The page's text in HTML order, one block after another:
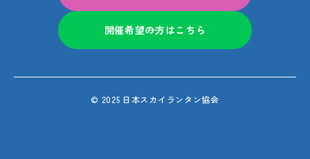
開催希望の方はこちら
© 2025 日本スカイランタン協会